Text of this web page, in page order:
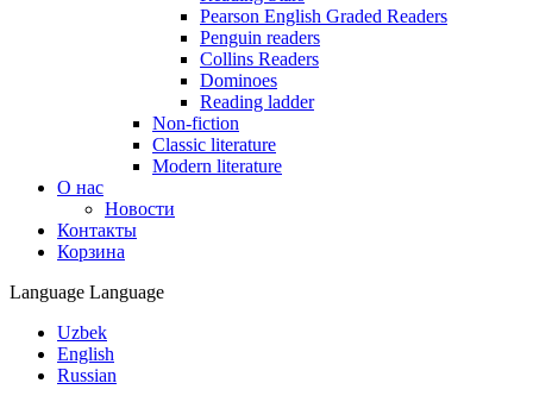
Pearson English Graded Readers
Penguin readers
Collins Readers
Dominoes
Reading ladder
Non-fiction
Classic literature
Modern literature
О нас
Новости
Контакты
Корзина
Language Language
Uzbek
English
Russian